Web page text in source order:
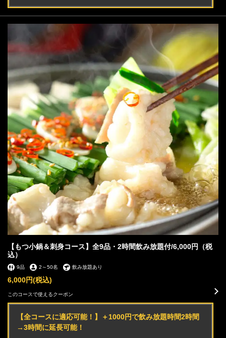
【もつ小鍋＆刺身コース】全9品・2時間飲み放題付/6,000円（税
込）
9品 2 ～50名 飲み放題あり
6,000円(税込)
このコースで使えるクーポン
【全コースに適応可能！】＋1000円で飲み放題時間2時間
→3時間に延長可能！